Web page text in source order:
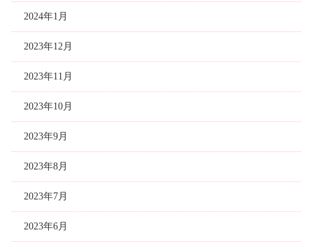
2024年1月
2023年12月
2023年11月
2023年10月
2023年9月
2023年8月
2023年7月
2023年6月